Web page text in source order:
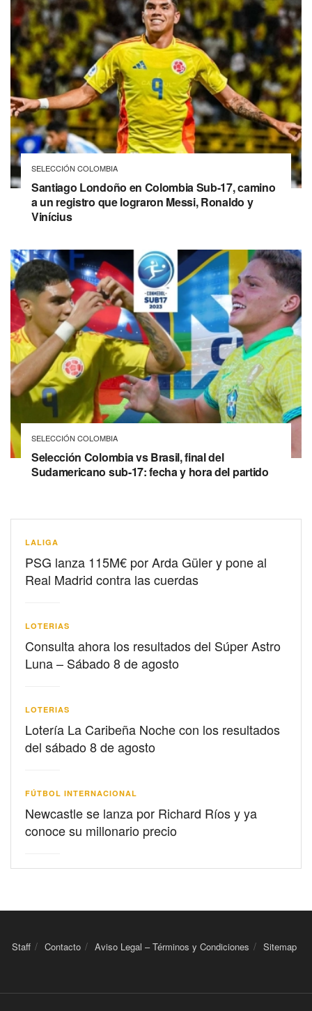
SELECCIÓN COLOMBIA
Santiago Londoño en Colombia Sub-17, camino
a un registro que lograron Messi, Ronaldo y
Vinícius
SELECCIÓN COLOMBIA
Selección Colombia vs Brasil, final del
Sudamericano sub-17: fecha y hora del partido
LALIGA
PSG lanza 115M€ por Arda Güler y pone al
Real Madrid contra las cuerdas
LOTERIAS
Consulta ahora los resultados del Súper Astro
Luna – Sábado 8 de agosto
LOTERIAS
Lotería La Caribeña Noche con los resultados
del sábado 8 de agosto
FÚTBOL INTERNACIONAL
Newcastle se lanza por Richard Ríos y ya
conoce su millonario precio
Staff Contacto Aviso Legal – Términos y Condiciones Sitemap